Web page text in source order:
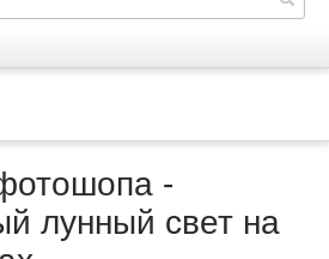
-
лунный свет на